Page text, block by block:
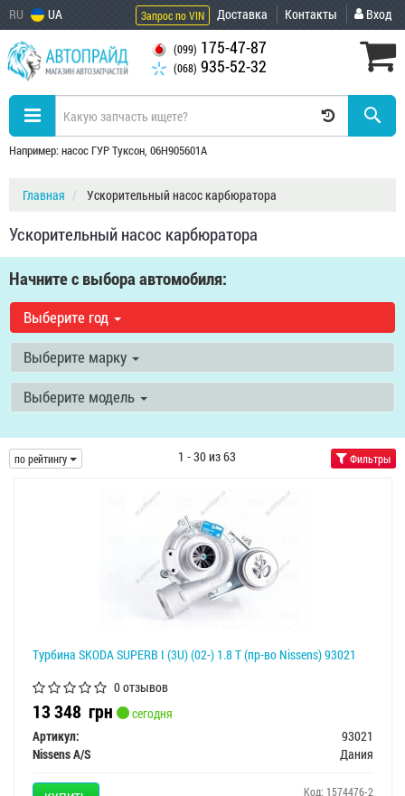
RU UA Запрос по VIN Доставка Контакты Вход
(099) 175-47-87
(068) 935-52-32
Например: насос ГУР Туксон, 06H905601A
Главная Ускорительный насос карбюратора
Ускорительный насос карбюратора
Начните с выбора автомобиля:
Выберите год
Выберите марку
Выберите модель
по рейтингу 1 - 30 из 63 Фильтры
Турбина SKODA SUPERB I (3U) (02-) 1.8 T (пр-во Nissens) 93021
0 отзывов
13 348 грн
сегодня
Артикул:
93021
Nissens A/S
Дания
Код: 1574476-2